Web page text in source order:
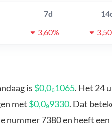
7d
3,60%
is $0,0₆1065. Het 24
met $0,0₉9330. Dat
nummer 7380 en heeft